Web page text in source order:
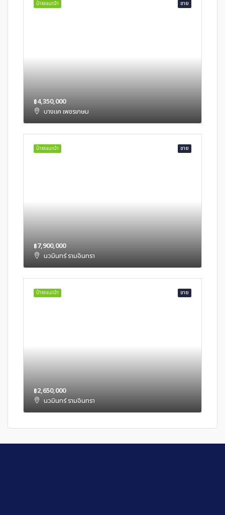
ขาย
ป้ายแนะนำ
฿4,350,000
บางแค เพชรเกษม
ขาย
ป้ายแนะนำ
฿7,900,000
นวมินทร์ รามอินทรา
ขาย
ป้ายแนะนำ
฿2,650,000
นวมินทร์ รามอินทรา